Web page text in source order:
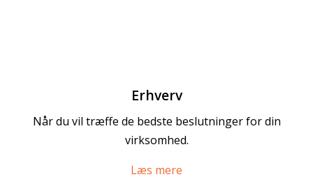
Erhverv
Når du vil træffe de bedste beslutninger for din
virksomhed.
Læs mere